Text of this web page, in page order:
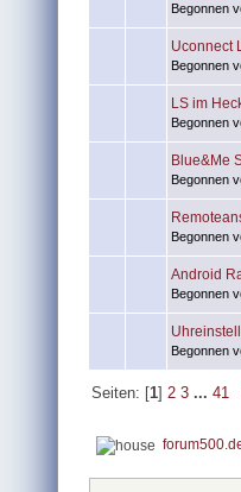
Begonnen
Uconnect
Begonnen
LS im
Begonnen
Blue&Me
Begonnen
Begonnen
Android
Begonnen
Begonnen
Seiten: [1] 2 3 ...41